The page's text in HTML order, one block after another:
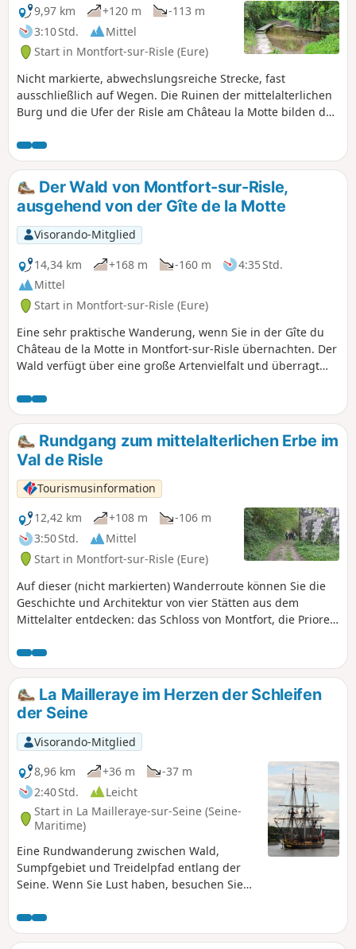
9,97 km +120 m
-113 m
3:10 Std.
Mittel
Start in Montfort-sur-Risle (Eure)
Nicht markierte, abwechslungsreiche Strecke, fast
ausschließlich auf Wegen. Die Ruinen der mittelalterlichen
Burg und die Ufer der Risle am Château la Motte bilden den
Vielfalt an Landschaften zwischen dem Staatswald und dem
Tal von Claireau sowie Elemente des natürlichen
(bemerkenswerte Bäume) und historischen Erbes (Château
la Motte, Waschhaus aus dem 18. Jahrhundert...) bietet.
Der Wald von Montfort-sur-Risle,
ausgehend von der Gîte de la Motte
Visorando-Mitglied
14,34 km
+168 m -160 m
4:35 Std.
Mittel
Start in Montfort-sur-Risle (Eure)
Eine sehr praktische Wanderung, wenn Sie in der Gîte du
Château de la Motte in Montfort-sur-Risle übernachten. Der
Wald verfügt über eine große Artenvielfalt und überragt
Rundgang zum mittelalterlichen Erbe im
Val de Risle
Tourismusinformation
12,42 km
+108 m
-106 m
3:50 Std.
Mittel
Start in Montfort-sur-Risle (Eure)
Auf dieser (nicht markierten) Wanderroute können Sie die
Geschichte und Architektur von vier Stätten aus dem
Mittelalter entdecken: das Schloss von Montfort, die Priorei
des Weges gibt es verschiedene Wasserbauwerke an der
Risle zu entdecken. Die Wanderung endet mit einer langen
Durchquerung des Staatswaldes von Montfort, der für 11
seiner Bäume das Label „Bemerkenswerter Baum” erhalten
hat.
La Mailleraye im Herzen der Schleifen
der Seine
Visorando-Mitglied
8,96 km
+36 m
-37 m
2:40 Std.
Leicht
Start in La Mailleraye-sur-Seine (Seine-
Maritime)
Eine Rundwanderung zwischen Wald,
Sumpfgebiet und Treidelpfad entlang der
Seine. Wenn Sie Lust haben, besuchen Sie
Löwen aufnimmt (natürlich unter Einhaltung
aller Sicherheitsvorkehrungen).